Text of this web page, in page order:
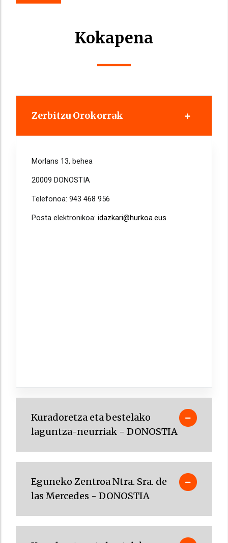
Kokapena
Zerbitzu Orokorrak
Morlans 13, behea
20009 DONOSTIA
Telefonoa: 943 468 956
Posta elektronikoa: idazkari@hurkoa.eus
Kuradoretza eta bestelako
laguntza-neurriak - DONOSTIA
Eguneko Zentroa Ntra. Sra. de
las Mercedes - DONOSTIA